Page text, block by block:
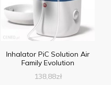
Inhalator PiC Solution Air
Family Evolution
138,88zł